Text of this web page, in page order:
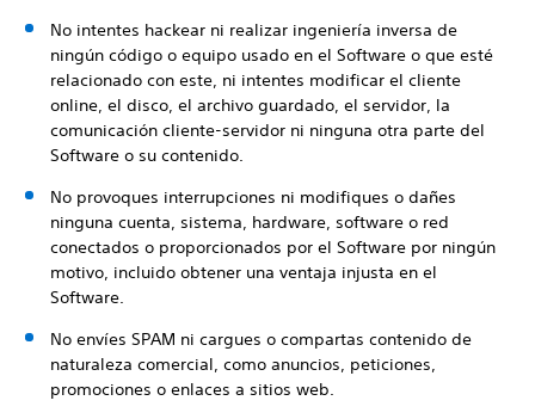
No intentes hackear ni realizar ingeniería inversa de
ningún código o equipo usado en el Software o que esté
relacionado con este, ni intentes modificar el cliente
online, el disco, el archivo guardado, el servidor, la
comunicación cliente-servidor ni ninguna otra parte del
Software o su contenido.
No provoques interrupciones ni modifiques o dañes
ninguna cuenta, sistema, hardware, software o red
conectados o proporcionados por el Software por ningún
motivo, incluido obtener una ventaja injusta en el
Software.
No envíes SPAM ni cargues o compartas contenido de
naturaleza comercial, como anuncios, peticiones,
promociones o enlaces a sitios web.